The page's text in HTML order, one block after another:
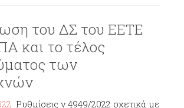
του ΔΣ του ΕΕΤΕ
και το τέλος
των
Ρυθμίσεις ν 4949/2022 σχετικά με